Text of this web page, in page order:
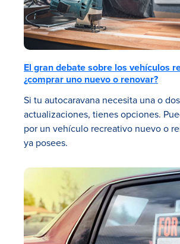
El gran debate sobre los vehículos
¿comprar uno nuevo o renovar?
Si tu autocaravana necesita una o dos
actualizaciones, tienes opciones.
por un vehículo recreativo nuevo o
ya posees.